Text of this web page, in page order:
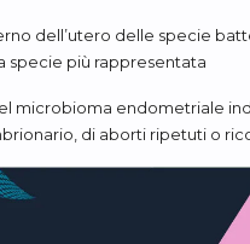
dell’utero delle specie
specie più rappresentata
microbioma endometriale
di aborti ripetuti o